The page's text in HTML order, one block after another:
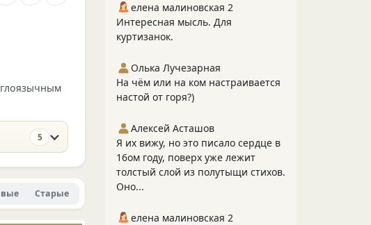
5
Старые
елена малиновская 2
Интересная мысль. Для
куртизанок.
Олька Лучезарная
На чём или на ком настраивается
настой от горя?)
Алексей Асташов
Я их вижу, но это писало сердце в
16ом году, поверх уже лежит
толстый слой из полутыщи стихов.
Оно...
елена малиновская 2